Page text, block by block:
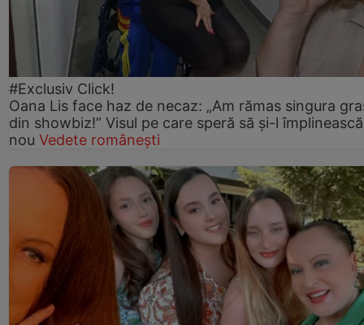
#Exclusiv Click!
Oana Lis face haz de necaz: „Am rămas singura
din showbiz!” Visul pe care speră să și-l
nou Vedete românești